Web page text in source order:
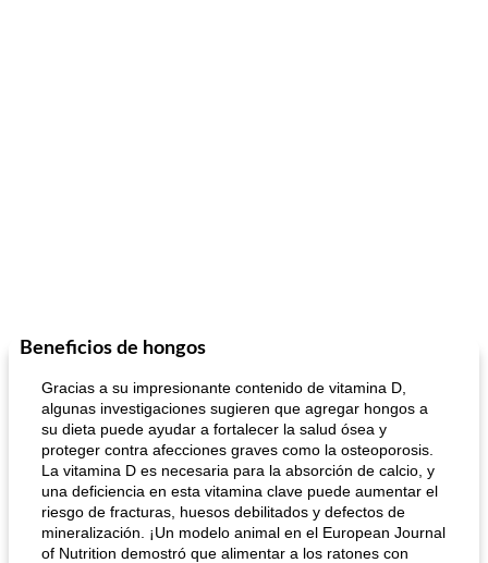
Beneficios de hongos
Gracias a su impresionante contenido de vitamina D,
algunas investigaciones sugieren que agregar hongos a
su dieta puede ayudar a fortalecer la salud ósea y
proteger contra afecciones graves como la osteoporosis.
La vitamina D es necesaria para la absorción de calcio, y
una deficiencia en esta vitamina clave puede aumentar el
riesgo de fracturas, huesos debilitados y defectos de
mineralización. ¡Un modelo animal en el European Journal
of Nutrition demostró que alimentar a los ratones con